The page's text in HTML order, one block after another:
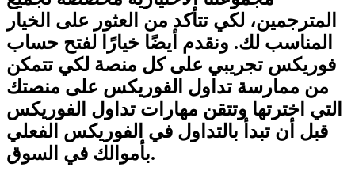
المترجمين، لكي تتأكد من العثور على الخيار
المناسب لك. ونقدم أيضًا خيارًا لفتح حساب
فوريكس تجريبي على كل منصة لكي تتمكن
من ممارسة تداول الفوريكس على منصتك
التي اخترتها وتتقن مهارات تداول الفوريكس
قبل أن تبدأ بالتداول في الفوريكس الفعلي
بأموالك في السوق.